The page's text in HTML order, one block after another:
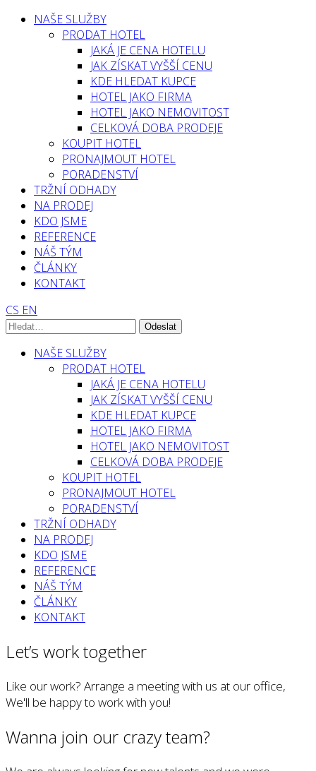
NAŠE SLUŽBY
PRODAT HOTEL
JAKÁ JE CENA HOTELU
JAK ZÍSKAT VYŠŠÍ CENU
KDE HLEDAT KUPCE
HOTEL JAKO FIRMA
HOTEL JAKO NEMOVITOST
CELKOVÁ DOBA PRODEJE
KOUPIT HOTEL
PRONAJMOUT HOTEL
PORADENSTVÍ
TRŽNÍ ODHADY
NA PRODEJ
KDO JSME
REFERENCE
NÁŠ TÝM
ČLÁNKY
KONTAKT
CS EN
NAŠE SLUŽBY
PRODAT HOTEL
JAKÁ JE CENA HOTELU
JAK ZÍSKAT VYŠŠÍ CENU
KDE HLEDAT KUPCE
HOTEL JAKO FIRMA
HOTEL JAKO NEMOVITOST
CELKOVÁ DOBA PRODEJE
KOUPIT HOTEL
PRONAJMOUT HOTEL
PORADENSTVÍ
TRŽNÍ ODHADY
NA PRODEJ
KDO JSME
REFERENCE
NÁŠ TÝM
ČLÁNKY
KONTAKT
Let’s work together
Like our work? Arrange a meeting with us at our office,
We'll be happy to work with you!
Wanna join our crazy team?